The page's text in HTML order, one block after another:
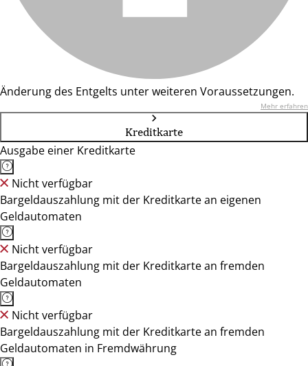
Änderung des Entgelts unter weiteren Voraussetzungen.
Mehr erfahren
Kreditkarte
Ausgabe einer Kreditkarte
Nicht verfügbar
Bargeldauszahlung mit der Kreditkarte an eigenen
Geldautomaten
Nicht verfügbar
Bargeldauszahlung mit der Kreditkarte an fremden
Geldautomaten
Nicht verfügbar
Bargeldauszahlung mit der Kreditkarte an fremden
Geldautomaten in Fremdwährung